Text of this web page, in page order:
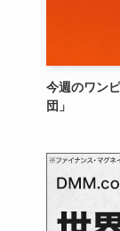
今週のワン
団」